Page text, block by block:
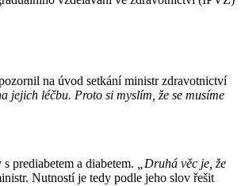
na úvod setkání ministr zdravotnictví
jejich léčbu. Proto si myslím, že se musíme
prediabetem a diabetem.
„Druhá věc je, že
Nutností je tedy podle jeho slov řešit